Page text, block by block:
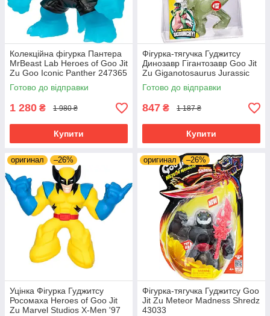
Колекційна фігурка Пантера
MrBeast Lab Heroes of Goo Jit
Zu Goo Iconic Panther 247365
Готово до відправки
1 280 ₴ 1 980 ₴
Купити
Фігурка-тягучка Гуджитсу
Динозавр Гігантозавр Goo Jit
Zu Giganotosaurus Jurassic
World 41306
Готово до відправки
847 ₴ 1 187 ₴
Купити
оригинал –26%
Уцінка Фігурка Гуджитсу
Росомаха Heroes of Goo Jit
Zu Marvel Studios X-Men '97
оригинал –26%
Фігурка-тягучка Гуджитсу Goo
Jit Zu Meteor Madness Shredz
43033